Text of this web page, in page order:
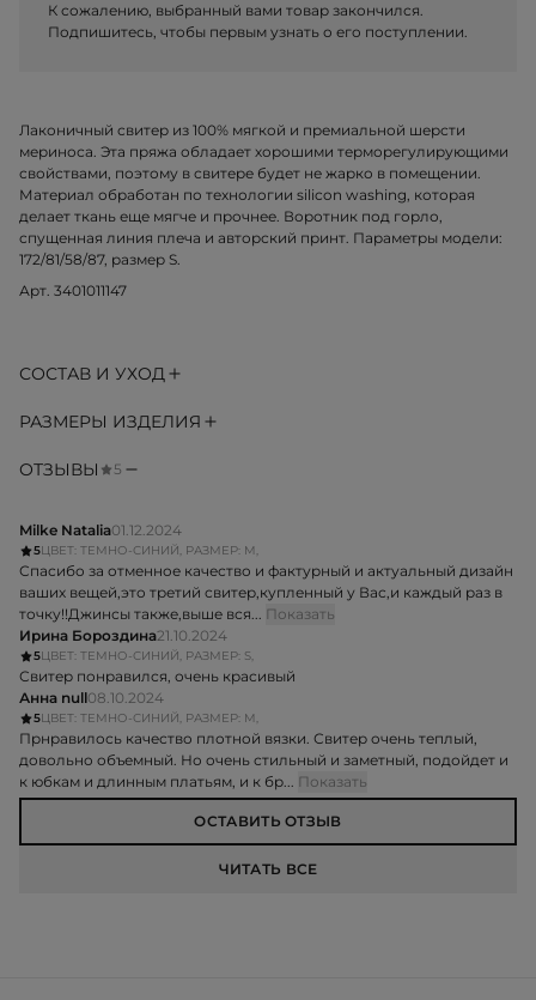
К сожалению, выбранный вами товар закончился.
Подпишитесь, чтобы первым узнать о его поступлении.
Лаконичный свитер из 100% мягкой и премиальной шерсти
мериноса. Эта пряжа обладает хорошими терморегулирующими
свойствами, поэтому в свитере будет не жарко в помещении.
Материал обработан по технологии silicon washing, которая
делает ткань еще мягче и прочнее. Воротник под горло,
спущенная линия плеча и авторский принт. Параметры модели:
172/81/58/87, размер S.
Арт. 3401011147
СОСТАВ И УХОД
РАЗМЕРЫ ИЗДЕЛИЯ
ОТЗЫВЫ 5
Milke Natalia01.12.2024
5ЦВЕТ: ТЕМНО-СИНИЙ, РАЗМЕР: M,
Спасибо за отменное качество и фактурный и актуальный дизайн
ваших вещей,это третий свитер,купленный у Вас,и каждый раз в
точку!!Джинсы также,выше вся... Показать
Ирина Бороздина21.10.2024
5ЦВЕТ: ТЕМНО-СИНИЙ, РАЗМЕР: S,
Свитер понравился, очень красивый
Анна null08.10.2024
5ЦВЕТ: ТЕМНО-СИНИЙ, РАЗМЕР: M,
Прнравилось качество плотной вязки. Свитер очень теплый,
довольно объемный. Но очень стильный и заметный, подойдет и
к юбкам и длинным платьям, и к бр... Показать
ОСТАВИТЬ ОТЗЫВ
ЧИТАТЬ ВСЕ